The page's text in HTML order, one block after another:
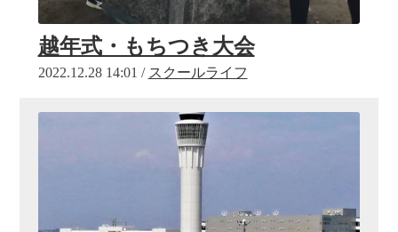
越年式・もちつき大会
2022.12.28 14:01 / スクールライフ